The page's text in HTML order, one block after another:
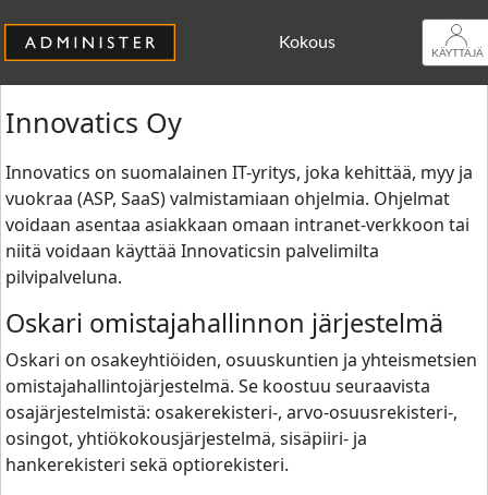
KÄYTTÄJÄ
Kokous
Innovatics Oy
Innovatics on suomalainen IT-yritys, joka kehittää, myy ja
vuokraa (ASP, SaaS) valmistamiaan ohjelmia. Ohjelmat
voidaan asentaa asiakkaan omaan intranet-verkkoon tai
niitä voidaan käyttää Innovaticsin palvelimilta
pilvipalveluna.
Oskari omistajahallinnon järjestelmä
Oskari on osakeyhtiöiden, osuuskuntien ja yhteismetsien
omistajahallintojärjestelmä. Se koostuu seuraavista
osajärjestelmistä: osakerekisteri-, arvo-osuusrekisteri-,
osingot, yhtiökokousjärjestelmä, sisäpiiri- ja
hankerekisteri sekä optiorekisteri.